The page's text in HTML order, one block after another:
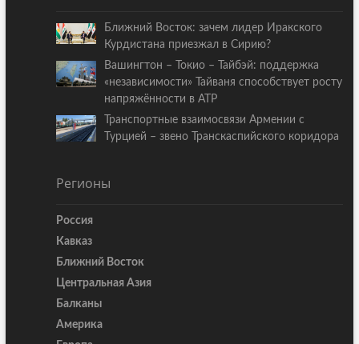
Ближний Восток: зачем лидер Иракского
Курдистана приезжал в Сирию?
Вашингтон – Токио – Тайбэй: поддержка
«независимости» Тайваня способствует росту
напряжённости в АТР
Транспортные взаимосвязи Армении с
Турцией – звено Транскаспийского коридора
Регионы
Россия
Кавказ
Ближний Восток
Центральная Азия
Балканы
Америка